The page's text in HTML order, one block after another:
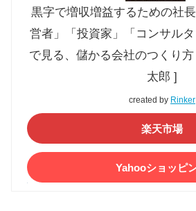
黒字で増収増益するための社
営者」「投資家」「コンサル
で見る、儲かる会社のつくり
太郎 ]
created by Rinker
楽天市場
Yahooショッピ